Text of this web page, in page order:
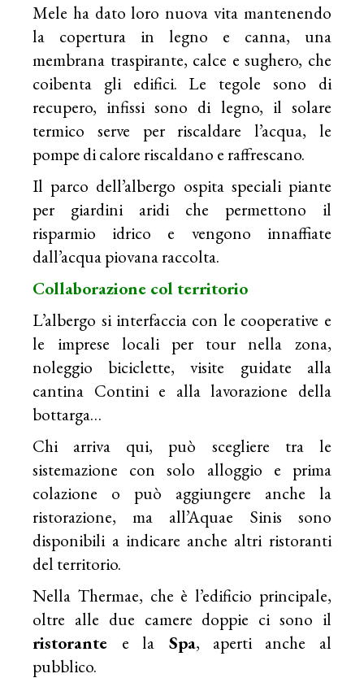
Mele ha dato loro nuova vita mantenendo
la copertura in legno e canna, una
membrana traspirante, calce e sughero, che
coibenta gli edifici. Le tegole sono di
recupero, infissi sono di legno, il solare
termico serve per riscaldare l’acqua, le
pompe di calore riscaldano e raffrescano.
Il parco dell’albergo ospita speciali piante
per giardini aridi che permettono il
risparmio idrico e vengono innaffiate
dall’acqua piovana raccolta.
Collaborazione col territorio
L’albergo si interfaccia con le cooperative e
le imprese locali per tour nella zona,
noleggio biciclette, visite guidate alla
cantina Contini e alla lavorazione della
bottarga…
Chi arriva qui, può scegliere tra le
sistemazione con solo alloggio e prima
colazione o può aggiungere anche la
ristorazione, ma all’Aquae Sinis sono
disponibili a indicare anche altri ristoranti
del territorio.
Nella Thermae, che è l’edificio principale,
oltre alle due camere doppie ci sono il
ristorante e la Spa, aperti anche al
pubblico.